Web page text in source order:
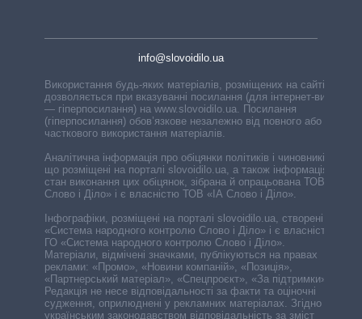
info@slovoidilo.ua
Використання будь-яких матеріалів, розміщених на сайті,
дозволяється при вказуванні посилання (для інтернет-видань
— гіперпосилання) на www.slovoidilo.ua. Посилання
(гіперпосилання) обов’язкове незалежно від повного або
часткового використання матеріалів.
Аналітична інформація про обіцянки політиків і чиновників,
що розміщені на порталі slovoidilo.ua, а також інформація про
стан виконання цих обіцянок, зібрана й опрацьована ТОВ «ІА
Слово і Діло» і є власністю ТОВ «ІА Слово і Діло».
Інфографіки, розміщені на порталі slovoidilo.ua, створені ГО
«Система народного контролю Слово і Діло» і є власністю
ГО «Система народного контролю Слово і Діло».
Матеріали, відмічені значками, публікуються на правах
реклами: «Промо», «Новини компаній», «Позиція»,
«Партнерський матеріал», «Спецпроєкт», «За підтримки».
Редакція не несе відповідальності за факти та оціночні
судження, оприлюднені у рекламних матеріалах. Згідно з
українським законодавством відповідальність за зміст